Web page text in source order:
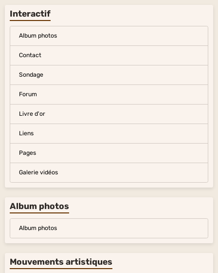
Interactif
Album photos
Contact
Sondage
Forum
Livre d'or
Liens
Pages
Galerie vidéos
Album photos
Album photos
Mouvements artistiques